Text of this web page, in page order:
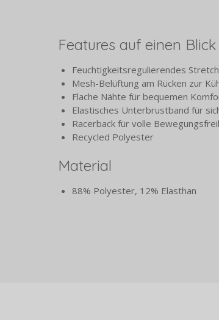
Features auf einen Blick
Feuchtigkeitsregulierendes
Mesh-Belüftung am Rücken zur
Flache Nähte für bequemen
Elastisches Unterbrustband für
Racerback für volle
Recycled Polyester
Material
88% Polyester, 12% Elasthan